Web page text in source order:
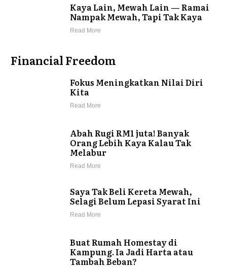
Kaya Lain, Mewah Lain — Ramai
Nampak Mewah, Tapi Tak Kaya
Read More
Financial Freedom
Fokus Meningkatkan Nilai Diri
Kita
Read More
Abah Rugi RM1 juta! Banyak
Orang Lebih Kaya Kalau Tak
Melabur
Read More
Saya Tak Beli Kereta Mewah,
Selagi Belum Lepasi Syarat Ini
Read More
Buat Rumah Homestay di
Kampung. Ia Jadi Harta atau
Tambah Beban?